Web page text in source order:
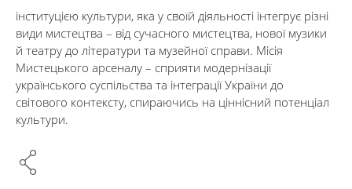
інституцією культури, яка у своїй діяльності інтегрує різні
види мистецтва – від сучасного мистецтва, нової музики
й театру до літератури та музейної справи. Місія
Мистецького арсеналу – сприяти модернізації
українського суспільства та інтеграції України до
світового контексту, спираючись на ціннісний потенціал
культури.